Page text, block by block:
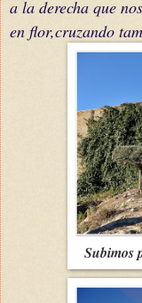
a la derecha que
en flor,cruzando
Subimos